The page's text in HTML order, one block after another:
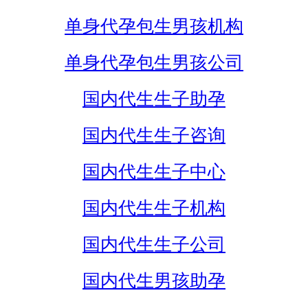
单身代孕包生男孩机构
单身代孕包生男孩公司
国内代生生子助孕
国内代生生子咨询
国内代生生子中心
国内代生生子机构
国内代生生子公司
国内代生男孩助孕